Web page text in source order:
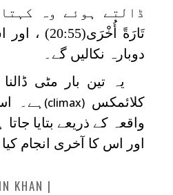
ڈالتے ہوئے وہ
تَارَةً أُخْرَى
(20:55)
دوبارہ نکالیں گے۔
یہ تین بار مٹی
کلائمکس (climax) ہے۔
واقعہ کے ذریعے بتایا
اور اس کا آخری انجام
KHAN